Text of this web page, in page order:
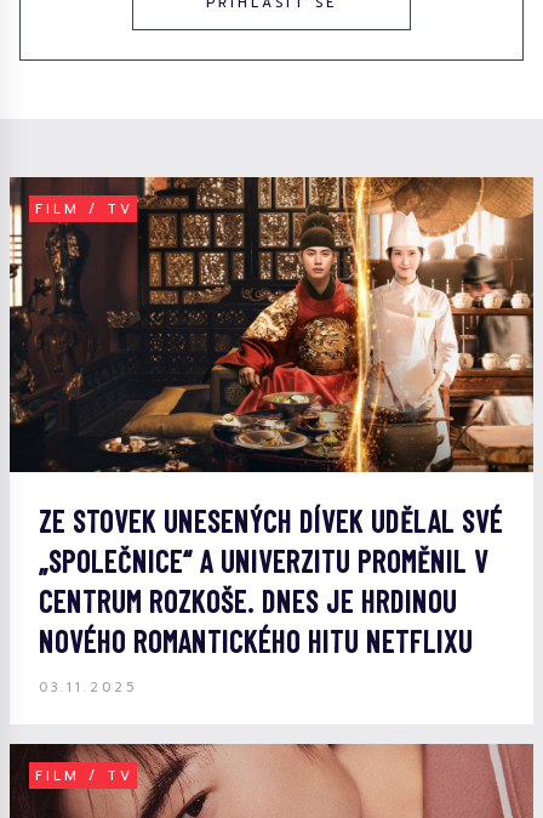
FILM / TV
ZE STOVEK UNESENÝCH DÍVEK UDĚLAL SVÉ
„SPOLEČNICE“ A UNIVERZITU PROMĚNIL V
CENTRUM ROZKOŠE. DNES JE HRDINOU
NOVÉHO ROMANTICKÉHO HITU NETFLIXU
03.11.2025
FILM / TV